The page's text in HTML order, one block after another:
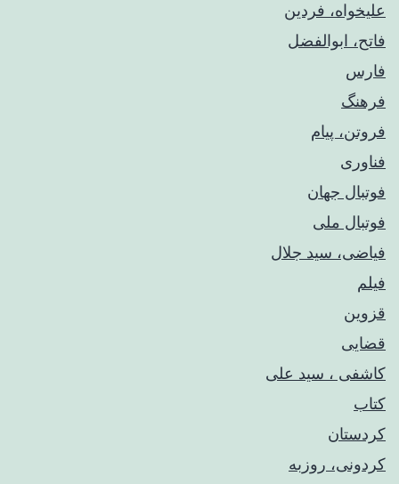
علیخواه، فردین
فاتح، ابوالفضل
فارس
فرهنگ
فروتن، پیام
فناوری
فوتبال جهان
فوتبال ملی
فیاضی، سید جلال
فیلم
قزوین
قضایی
کاشفی ، سید علی
کتاب
کردستان
کردونی، روزبه